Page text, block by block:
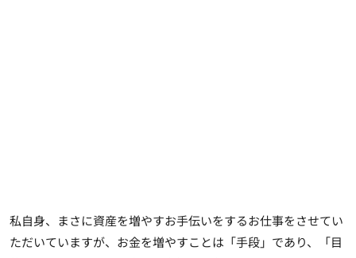
私自身、まさに資産を増やすお手伝いをするお仕事をさせてい
ただいていますが、 お金を増やすことは「手段」であり、「目